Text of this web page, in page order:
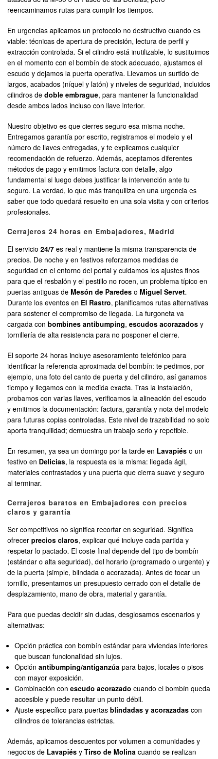
reencaminamos rutas para cumplir los tiempos.
En urgencias aplicamos un protocolo no destructivo cuando es
viable: técnicas de apertura de precisión, lectura de perfil y
extracción controlada. Si el cilindro está inutilizable, lo sustituimos
en el momento con el bombín de stock adecuado, ajustamos el
escudo y dejamos la puerta operativa. Llevamos un surtido de
largos, acabados (níquel y latón) y niveles de seguridad, incluidos
cilindros de doble embrague, para mantener la funcionalidad
desde ambos lados incluso con llave interior.
Nuestro objetivo es que cierres seguro esa misma noche.
Entregamos garantía por escrito, registramos el modelo y el
número de llaves entregadas, y te explicamos cualquier
recomendación de refuerzo. Además, aceptamos diferentes
métodos de pago y emitimos factura con detalle, algo
fundamental si luego debes justificar la intervención ante tu
seguro. La verdad, lo que más tranquiliza en una urgencia es
saber que todo quedará resuelto en una sola visita y con criterios
profesionales.
Cerrajeros 24 horas en Embajadores, Madrid
El servicio 24/7 es real y mantiene la misma transparencia de
precios. De noche y en festivos reforzamos medidas de
seguridad en el entorno del portal y cuidamos los ajustes finos
para que el resbalón y el pestillo no rocen, un problema típico en
puertas antiguas de Mesón de Paredes o Miguel Servet.
Durante los eventos en El Rastro, planificamos rutas alternativas
para sostener el compromiso de llegada. La furgoneta va
cargada con bombines antibumping, escudos acorazados y
tornillería de alta resistencia para no posponer el cierre.
El soporte 24 horas incluye asesoramiento telefónico para
identificar la referencia aproximada del bombín: te pedimos, por
ejemplo, una foto del canto de puerta y del cilindro, así ganamos
tiempo y llegamos con la medida exacta. Tras la instalación,
probamos con varias llaves, verificamos la alineación del escudo
y emitimos la documentación: factura, garantía y nota del modelo
para futuras copias controladas. Este nivel de trazabilidad no solo
aporta tranquilidad; demuestra un trabajo serio y repetible.
En resumen, ya sea un domingo por la tarde en Lavapiés o un
festivo en Delicias, la respuesta es la misma: llegada ágil,
materiales contrastados y una puerta que cierra suave y seguro
al terminar.
Cerrajeros baratos en Embajadores con precios
claros y garantía
Ser competitivos no significa recortar en seguridad. Significa
ofrecer precios claros, explicar qué incluye cada partida y
respetar lo pactado. El coste final depende del tipo de bombín
(estándar o alta seguridad), del horario (programado o urgente) y
de la puerta (simple, blindada o acorazada). Antes de tocar un
tornillo, presentamos un presupuesto cerrado con el detalle de
desplazamiento, mano de obra, material y garantía.
Para que puedas decidir sin dudas, desglosamos escenarios y
alternativas:
Opción práctica con bombín estándar para viviendas interiores
que buscan funcionalidad sin lujos.
Opciónantibumping/antiganzúa para bajos, locales o pisos
con mayor exposición.
Combinación conescudo acorazado cuando el bombín queda
accesible y puede resultar un punto débil.
Ajuste específico para puertasblindadas y acorazadas con
cilindros de tolerancias estrictas.
Además, aplicamos descuentos por volumen a comunidades y
negocios de Lavapiés y Tirso de Molina cuando se realizan